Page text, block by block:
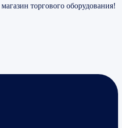
торгового оборудования!